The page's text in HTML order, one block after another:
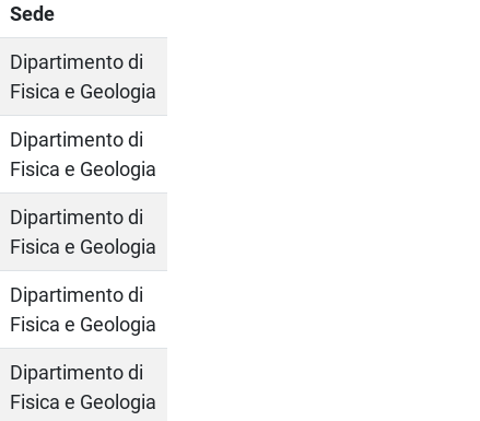
Sede
Dipartimento di
Fisica e Geologia
Dipartimento di
Fisica e Geologia
Dipartimento di
Fisica e Geologia
Dipartimento di
Fisica e Geologia
Dipartimento di
Fisica e Geologia